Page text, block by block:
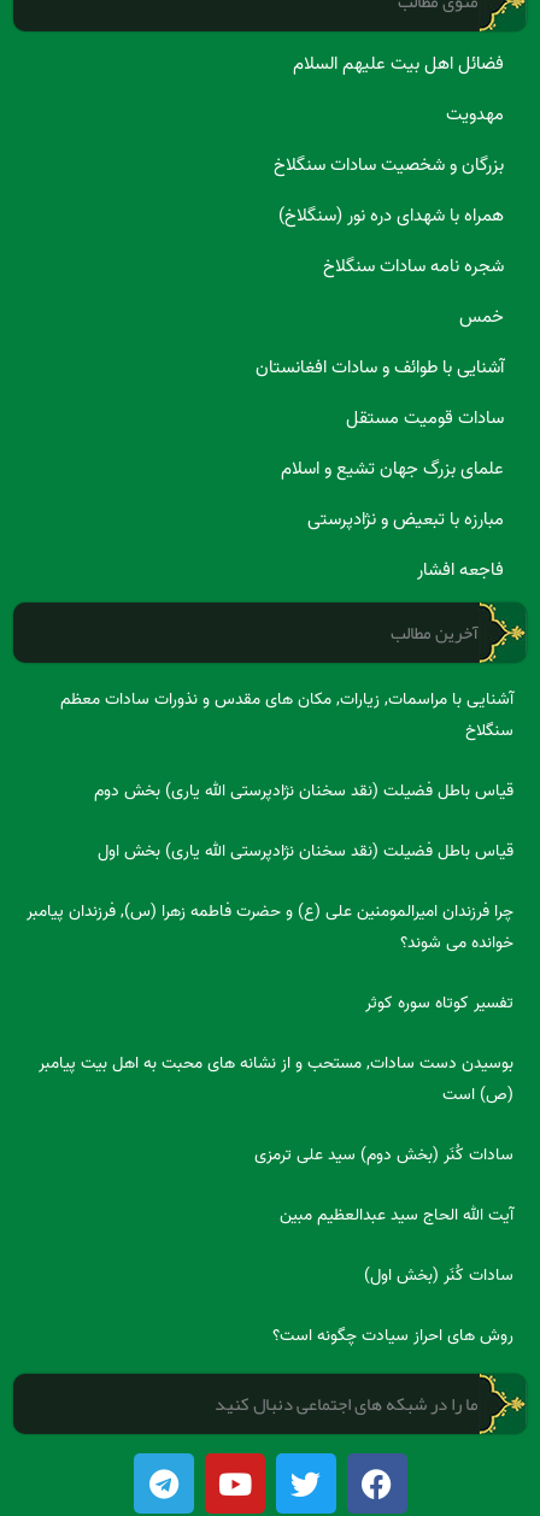
فضائل اهل بیت علیهم السلام
مهدویت
بزرگان و شخصیت سادات سنگلاخ
همراه با شهدای دره نور (سنگلاخ)
شجره نامه سادات سنگلاخ
خمس
آشنایی با طوائف و سادات افغانستان
سادات قومیت مستقل
علمای بزرگ جهان تشیع و اسلام
مبارزه با تبعیض و نژادپرستی
فاجعه افشار
آخرین مطالب
آشنایی با مراسمات, زیارات, مکان های مقدس و نذورات سادات معظم
سنگلاخ
قیاس باطل فضیلت (نقد سخنان نژادپرستی الله یاری) بخش دوم
قیاس باطل فضیلت (نقد سخنان نژادپرستی الله یاری) بخش اول
چرا فرزندان امیرالمومنین علی (ع) و حضرت فاطمه زهرا (س), فرزندان پیامبر
خوانده می شوند؟
تفسیر کوتاه سوره کوثر
بوسیدن دست سادات, مستحب و از نشانه های محبت به اهل بیت پیامبر
(ص) است
سادات کُنَر (بخش دوم) سید علی ترمزی
آیت الله الحاج سید عبدالعظیم مبین
سادات کُنَر (بخش اول)
روش های احراز سیادت چگونه است؟
ما را در شبکه های اجتماعی دنبال کنید
F
a
T
w
Y
o
T
e